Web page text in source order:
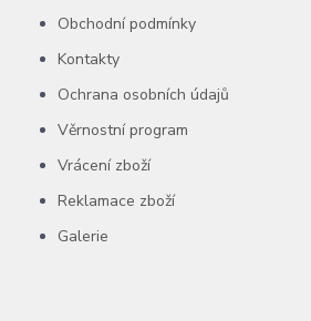
Obchodní podmínky
Kontakty
Ochrana osobních údajů
Věrnostní program
Vrácení zboží
Reklamace zboží
Galerie